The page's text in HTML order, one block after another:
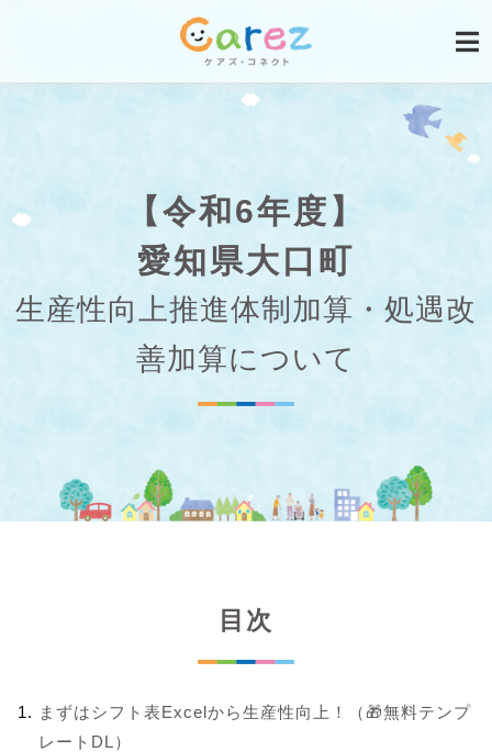
【令和6年度】
愛知県大口町
生産性向上推進体制加算・処遇改
善加算について
目次
まずはシフト表Excelから生産性向上！（🎁無料テンプ
レートDL）